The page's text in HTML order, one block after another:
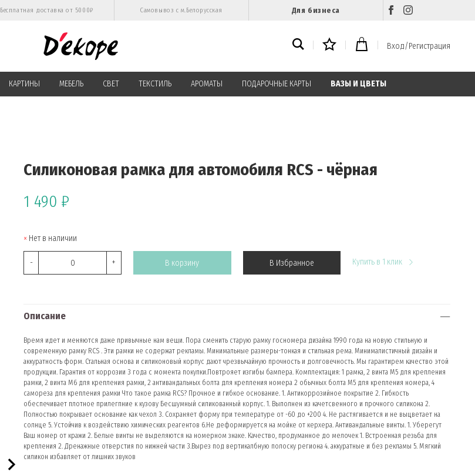
Бесплатная доставка от 5000₽ Самовывоз с м.Белорусская Для бизнеса
Вход/Регистрация
КАРТИНЫ МЕБЕЛЬ СВЕТ ТЕКСТИЛЬ АРОМАТЫ ПОДАРОЧНЫЕ КАРТЫ ВАЗЫ И ЦВЕТЫ
Силиконовая рамка для автомобиля RCS - чёрная
1 490 ₽
Нет в наличии
- + В корзину В Избранное Купить в 1 клик
Описание
Время идет и меняются даже привычные нам вещи. Пора сменить старую рамку госномера дизайна 1990 года на новую стильную и
современную рамку RCS . Эти рамки не содержат рекламы. Минимальные размеры-тонкая и стильная рема. Минималистичный дизайн и
аккуратность форм. Стальная основа и силиконовый корпус дают чрезвычайную прочность и долговечность. Мы гарантирем качество этой
продукции. Гарантия от коррозии 3 года с момента покупки.Повтрояет изгибы бампера. Комплектация: 1 рамка, 2 винта М5 для крепления
рамки, 2 винта М6 для крепления рамки, 2 антивандальных болта для крепления номера 2 обычных болта М5 для крепления номера, 4
самореза для крепления рамки Что такое рамка RCS? Прочное и гибкое основание. 1. Антикоррозийное покрытие 2. Гибкость
обеспечивает плотное прилегпние к кузову Бесшумный силикованный корпус. 1. Выполнен из качетсвенного и прочного силикона 2.
Полностью покрывает основание как чехол 3. Сохраняет форму при температуре от -60 до +200 4. Не растягивается и не выцветает на
солнце 5. Устойчив к воздействию химических реагентов 6.Не деформируется на мойке от керхера. Антивандальные винты. 1. Уберегут
Ваш номер от кражи 2. Белые винты не выделяются на номерном знаке. Качество, продуманное до мелочек 1. Встроенная резьба для
крепления 2. Дренажные отверстия по нижней части 3.Вырез под вертикалбную полоску региона 4. аккуратные и без рекламы 5. Мягкий
силикон избавляет от лишних звуков